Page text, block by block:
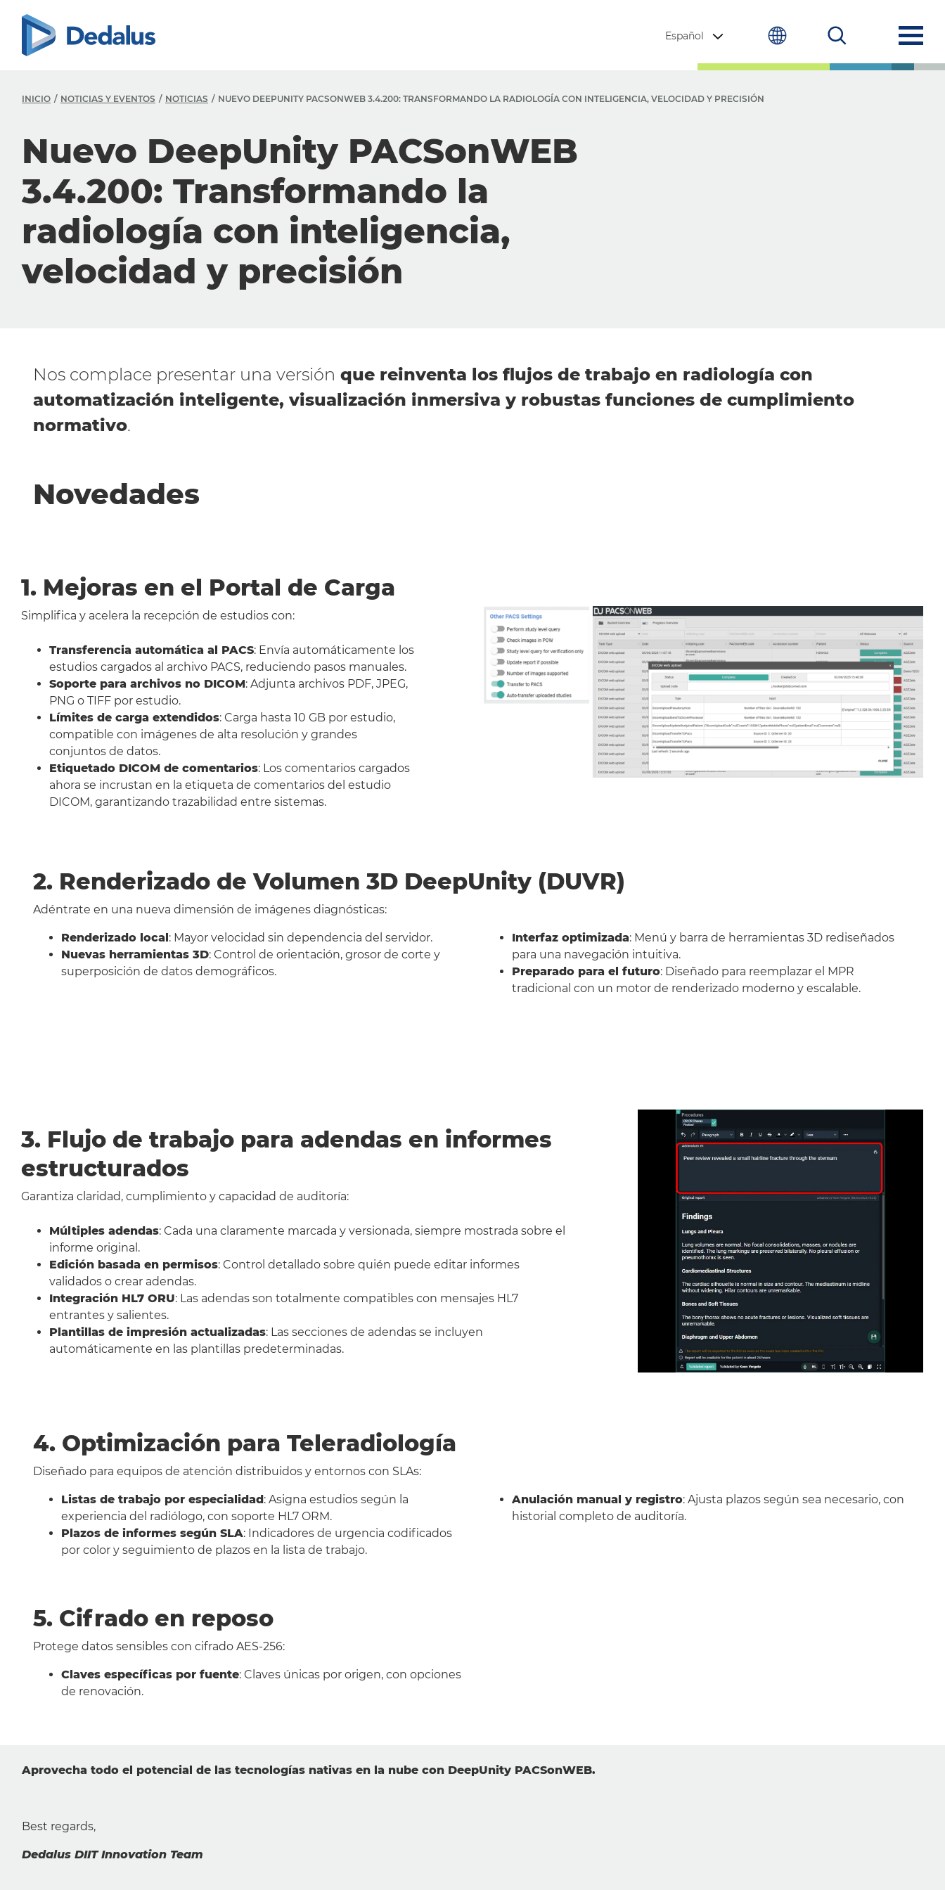
Español
INICIO NOTICIAS Y EVENTOS NOTICIAS NUEVO DEEPUNITY PACSONWEB 3.4.200: TRANSFORMANDO LA RADIOLOGÍA CON INTELIGENCIA, VELOCIDAD Y PRECISIÓN
Nuevo DeepUnity PACSonWEB
3.4.200: Transformando la
radiología con inteligencia,
velocidad y precisión
Nos complace presentar una versión que reinventa los flujos de trabajo en radiología con
automatización inteligente, visualización inmersiva y robustas funciones de cumplimiento
normativo.
Novedades
1. Mejoras en el Portal de Carga
Simplifica y acelera la recepción de estudios con:
Transferencia automática al PACS: Envía automáticamente los
estudios cargados al archivo PACS, reduciendo pasos manuales.
Soporte para archivos no DICOM: Adjunta archivos PDF, JPEG,
PNG o TIFF por estudio.
Límites de carga extendidos: Carga hasta 10 GB por estudio,
compatible con imágenes de alta resolución y grandes
conjuntos de datos.
Etiquetado DICOM de comentarios: Los comentarios cargados
ahora se incrustan en la etiqueta de comentarios del estudio
DICOM, garantizando trazabilidad entre sistemas.
2. Renderizado de Volumen 3D DeepUnity (DUVR)
Adéntrate en una nueva dimensión de imágenes diagnósticas:
Renderizado local: Mayor velocidad sin dependencia del servidor.
Nuevas herramientas 3D: Control de orientación, grosor de corte y
superposición de datos demográficos.
Interfaz optimizada: Menú y barra de herramientas 3D rediseñados
para una navegación intuitiva.
Preparado para el futuro: Diseñado para reemplazar el MPR
tradicional con un motor de renderizado moderno y escalable.
3. Flujo de trabajo para adendas en informes
estructurados
Garantiza claridad, cumplimiento y capacidad de auditoría:
Múltiples adendas: Cada una claramente marcada y versionada, siempre mostrada sobre el
informe original.
Edición basada en permisos: Control detallado sobre quién puede editar informes
validados o crear adendas.
Integración HL7 ORU: Las adendas son totalmente compatibles con mensajes HL7
entrantes y salientes.
Plantillas de impresión actualizadas: Las secciones de adendas se incluyen
automáticamente en las plantillas predeterminadas.
4. Optimización para Teleradiología
Diseñado para equipos de atención distribuidos y entornos con SLAs:
Listas de trabajo por especialidad : Asigna estudios según la
experiencia del radiólogo, con soporte HL7 ORM.
Plazos de informes según SLA: Indicadores de urgencia codificados
por color y seguimiento de plazos en la lista de trabajo.
Anulación manual y registro: Ajusta plazos según sea necesario, con
historial completo de auditoría.
5. Cifrado en reposo
Protege datos sensibles con cifrado AES-256:
Claves específicas por fuente: Claves únicas por origen, con opciones
de renovación.
Aprovecha todo el potencial de las tecnologías nativas en la nube con DeepUnity PACSonWEB.
Best regards,
Dedalus DIIT Innovation Team